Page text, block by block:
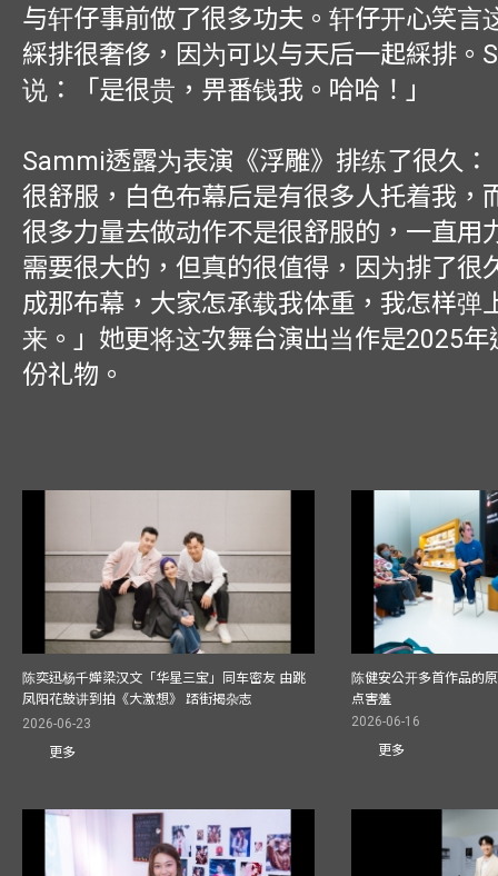
与轩仔事前做了很多功夫。轩仔开心笑言
綵排很奢侈，因为可以与天后一起綵排。
说：「是很贵，畀番钱我。哈哈！」
Sammi透露为表演《浮雕》排练了很久：
很舒服，白色布幕后是有很多人托着我，
很多力量去做动作不是很舒服的，一直用
需要很大的，但真的很值得，因为排了很
成那布幕，大家怎承载我体重，我怎样弹
来。」她更将这次舞台演出当作是2025
份礼物。
陈奕迅杨千嬅梁汉文「华星三宝」同车密友 由跳
凤阳花鼓讲到拍《大激想》 踎街揭杂志
2026-06-23
更多
陈健安公开多首作品的
点害羞
2026-06-16
更多